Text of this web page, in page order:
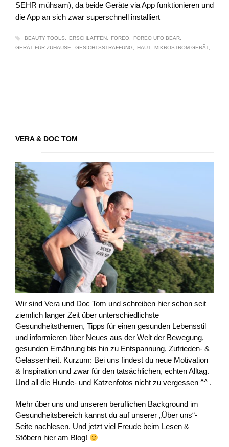
SEHR mühsam), da beide Geräte via App funktionieren und
die App an sich zwar superschnell installiert
BEAUTY TOOLS ERSCHLAFFEN FOREO
FOREO UFO BEAR
GERÄT FÜR ZUHAUSE
GESICHTSSTRAFFUNG HAUT MIKROSTROM GERÄT
VERA & DOC TOM
Wir sind Vera und Doc Tom und schreiben hier schon seit
ziemlich langer Zeit über unterschiedlichste
Gesundheitsthemen, Tipps für einen gesunden Lebensstil
und informieren über Neues aus der Welt der Bewegung,
gesunden Ernährung bis hin zu Entspannung, Zufrieden- &
Gelassenheit. Kurzum: Bei uns findest du neue Motivation
& Inspiration und zwar für den tatsächlichen, echten Alltag.
Und all die Hunde- und Katzenfotos nicht zu vergessen ^^ .
Mehr über uns und unseren beruflichen Background im
Gesundheitsbereich kannst du auf unserer „Über uns“-
Seite nachlesen. Und jetzt viel Freude beim Lesen &
Stöbern hier am Blog!